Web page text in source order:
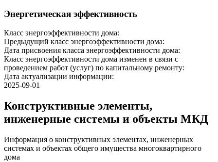
Энергетическая эффективность
Класс энергоэффективности дома:
Предыдущий класс энергоэффективности дома:
Дата присвоения класса энергоэффективности дома:
Класс энергоэффективности дома изменен в связи с
проведением работ (услуг) по капитальному ремонту:
Дата актуализации информации:
2025-09-01
Конструктивные элементы,
инженерные системы и объекты МКД
Информация о конструктивных элементах, инженерных
системах и объектах общего имущества многоквартирного
дома